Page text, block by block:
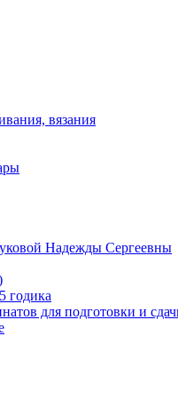
вязания
Надежды Сергеевны
годика
для подготовки и